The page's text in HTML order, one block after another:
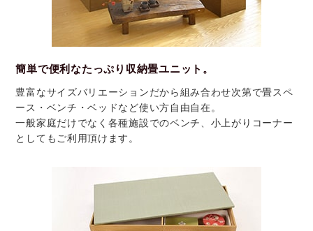
簡単で便利なたっぷり収納畳ユニット。
豊富なサイズバリエーションだから組み合わせ次第で畳スペ
ース・ベンチ・ベッドなど使い方自由自在。
一般家庭だけでなく各種施設でのベンチ、小上がりコーナー
としてもご利用頂けます。